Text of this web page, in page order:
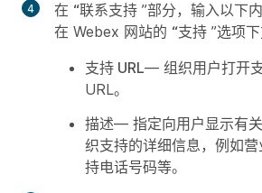
在 “联系支持 ”部分，输入以下
在 Webex 网站的 “支持 ”选项下
支持 URL— 组织用户打开
URL。
描述— 指定向用户显示有
织支持的详细信息，例如
持电话号码等。